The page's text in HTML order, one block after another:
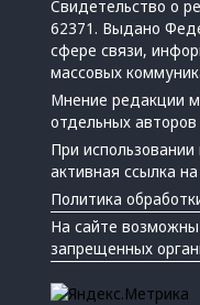
Свидетельство о
62371. Выдано
сфере связи,
массовых
Мнение редакции
отдельных
При
активная ссылка на
Политика
На сайте
запрещенных